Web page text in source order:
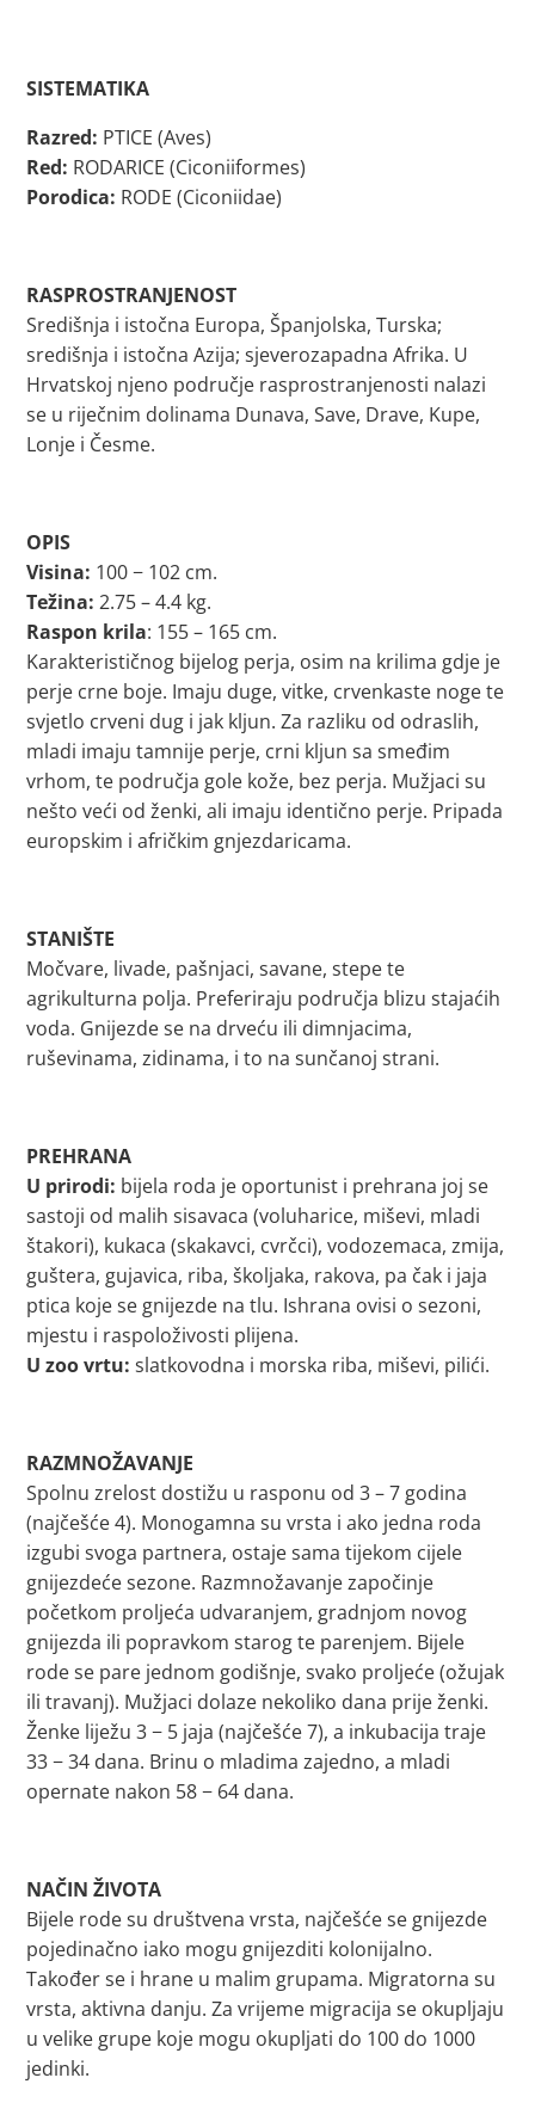
SISTEMATIKA
Razred: PTICE (Aves)
Red: RODARICE (Ciconiiformes)
Porodica: RODE (Ciconiidae)
RASPROSTRANJENOST
Središnja i istočna Europa, Španjolska, Turska;
središnja i istočna Azija; sjeverozapadna Afrika. U
Hrvatskoj njeno područje rasprostranjenosti nalazi
se u riječnim dolinama Dunava, Save, Drave, Kupe,
Lonje i Česme.
OPIS
Visina: 100 − 102 cm.
Težina: 2.75 – 4.4 kg.
Raspon krila: 155 – 165 cm.
Karakterističnog bijelog perja, osim na krilima gdje je
perje crne boje. Imaju duge, vitke, crvenkaste noge te
svjetlo crveni dug i jak kljun. Za razliku od odraslih,
mladi imaju tamnije perje, crni kljun sa smeđim
vrhom, te područja gole kože, bez perja. Mužjaci su
nešto veći od ženki, ali imaju identično perje. Pripada
europskim i afričkim gnjezdaricama.
STANIŠTE
Močvare, livade, pašnjaci, savane, stepe te
agrikulturna polja. Preferiraju područja blizu stajaćih
voda. Gnijezde se na drveću ili dimnjacima,
ruševinama, zidinama, i to na sunčanoj strani.
PREHRANA
U prirodi: bijela roda je oportunist i prehrana joj se
sastoji od malih sisavaca (voluharice, miševi, mladi
štakori), kukaca (skakavci, cvrčci), vodozemaca, zmija,
guštera, gujavica, riba, školjaka, rakova, pa čak i jaja
ptica koje se gnijezde na tlu. Ishrana ovisi o sezoni,
mjestu i raspoloživosti plijena.
U zoo vrtu: slatkovodna i morska riba, miševi, pilići.
RAZMNOŽAVANJE
Spolnu zrelost dostižu u rasponu od 3 – 7 godina
(najčešće 4). Monogamna su vrsta i ako jedna roda
izgubi svoga partnera, ostaje sama tijekom cijele
gnijezdeće sezone. Razmnožavanje započinje
početkom proljeća udvaranjem, gradnjom novog
gnijezda ili popravkom starog te parenjem. Bijele
rode se pare jednom godišnje, svako proljeće (ožujak
ili travanj). Mužjaci dolaze nekoliko dana prije ženki.
Ženke liježu 3 − 5 jaja (najčešće 7), a inkubacija traje
33 − 34 dana. Brinu o mladima zajedno, a mladi
opernate nakon 58 − 64 dana.
NAČIN ŽIVOTA
Bijele rode su društvena vrsta, najčešće se gnijezde
pojedinačno iako mogu gnijezditi kolonijalno.
Također se i hrane u malim grupama. Migratorna su
vrsta, aktivna danju. Za vrijeme migracija se okupljaju
u velike grupe koje mogu okupljati do 100 do 1000
jedinki.